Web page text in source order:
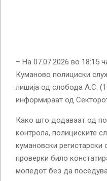
– На 07.07.2026 во 18:15
Куманово полициски
лишиja од слобода А.С.
информираат од
Како што додаваат од
контрола, полициските
кумановски
проверки било
мопедот без да